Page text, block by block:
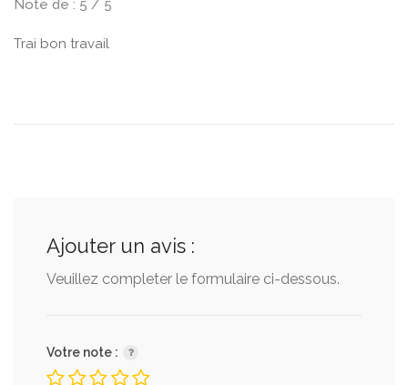
Note de : 5 / 5
Trai bon travail
Ajouter un avis :
Veuillez completer le formulaire ci-dessous.
Votre note :